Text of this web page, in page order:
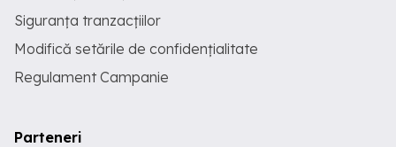
Siguranța tranzacțiilor
Modifică setările de confidențialitate
Regulament Campanie
Parteneri